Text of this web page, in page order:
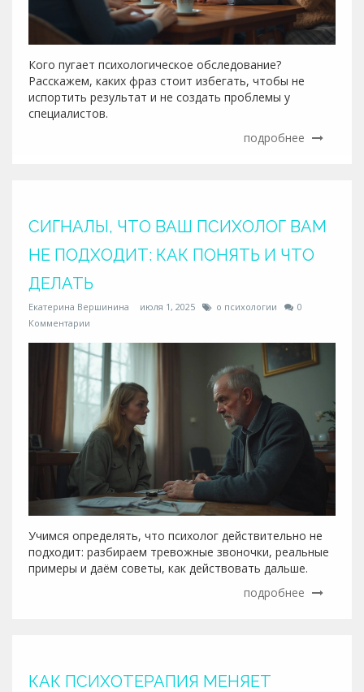
Кого пугает психологическое обследование?
Расскажем, каких фраз стоит избегать, чтобы не
испортить результат и не создать проблемы у
специалистов.
подробнее
СИГНАЛЫ, ЧТО ВАШ ПСИХОЛОГ ВАМ
НЕ ПОДХОДИТ: КАК ПОНЯТЬ И ЧТО
ДЕЛАТЬ
Екатерина Вершинина июля 1, 2025 о психологии
0
Комментарии
Учимся определять, что психолог действительно не
подходит: разбираем тревожные звоночки, реальные
примеры и даём советы, как действовать дальше.
подробнее
КАК ПСИХОТЕРАПИЯ МЕНЯЕТ